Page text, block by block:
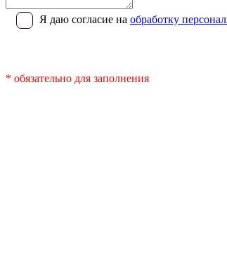
Я даю согласие на обработку
* обязательно для заполнения